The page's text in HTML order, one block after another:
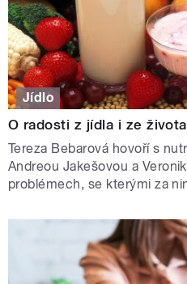
Jídlo
O radosti z jídla i ze
Tereza Bebarová hovoří s
Andreou Jakešovou a
problémech, se kterými za